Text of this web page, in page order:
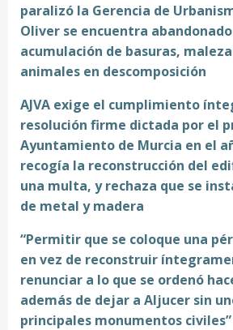
paralizó la Gerencia de
Oliver se encuentra
acumulación de basuras,
animales en descomposición
AJVA exige el cumplimiento
resolución firme dictada por el
Ayuntamiento de Murcia en el
recogía la reconstrucción del
una multa, y rechaza que se
de metal y madera
“Permitir que se coloque una
en vez de reconstruir
renunciar a lo que se ordenó
además de dejar a Aljucer sin
principales monumentos civiles”